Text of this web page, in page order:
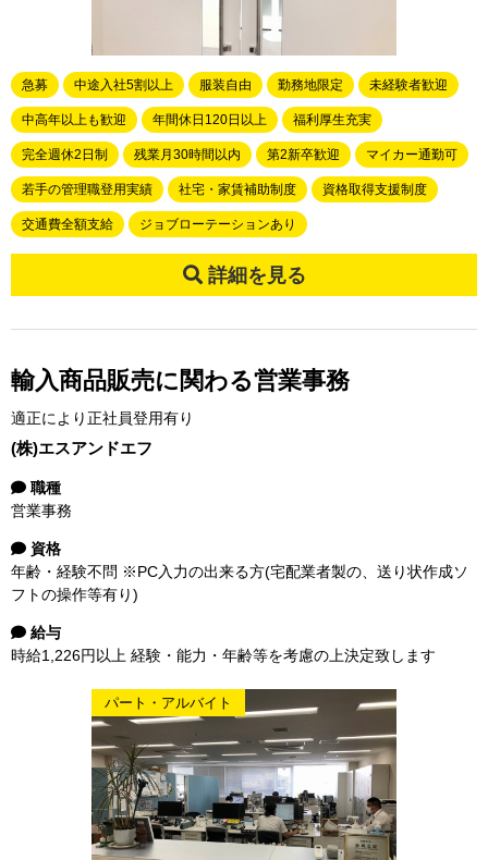
急募 中途入社5割以上 服装自由 勤務地限定 未経験者歓迎
中高年以上も歓迎 年間休日120日以上 福利厚生充実
完全週休2日制 残業月30時間以内 第2新卒歓迎 マイカー通勤可
若手の管理職登用実績 社宅・家賃補助制度 資格取得支援制度
交通費全額支給 ジョブローテーションあり
詳細を見る
輸入商品販売に関わる営業事務
適正により正社員登用有り
(株)エスアンドエフ
職種
営業事務
資格
年齢・経験不問 ※PC入力の出来る方(宅配業者製の、送り状作成ソ
フトの操作等有り)
給与
時給1,226円以上 経験・能力・年齢等を考慮の上決定致します
パート・アルバイト